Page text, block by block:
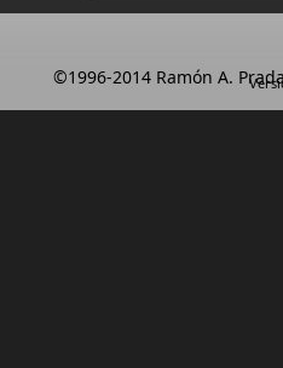
©1996-2014 Ramón A.